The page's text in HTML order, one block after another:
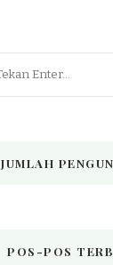
JUMLAH
POS-POS